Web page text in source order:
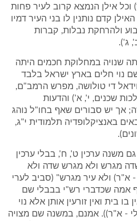
אילן הנמצא קרוב לעיר פחות
קדם נותנין לו בני העיר דמיו
ולהרחקת נבלות, קברות
ג').
שנויה במחלוקת חכמים היתה
נוי חלים בארץ ישראל בלבד
די טולושה, מפרש הרמב"ם,
שכנים, י', א') והדעות
אך יש סבורים שאף בחו"ל נוהג
באנציקלופדיה תלמודית י"ג,
משנה ערכין ט', ח', בבלי ערכין
מגרש ולא מגרש שדה ולא
א"ר) ולא עיר מגרש" (סביב לערי
אמה שכדברי רש"י בבבלי שם
בו בית ואין זורעין אותן אלא נוי
- א"ר)). אמנם, במשנה שם מצויה